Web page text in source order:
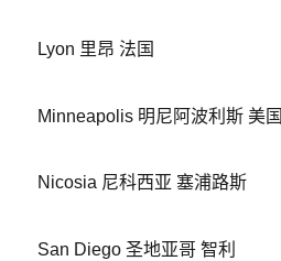
Lyon 里昂 法国
Minneapolis 明尼阿波利斯 美国
Nicosia 尼科西亚 塞浦路斯
San Diego 圣地亚哥 智利